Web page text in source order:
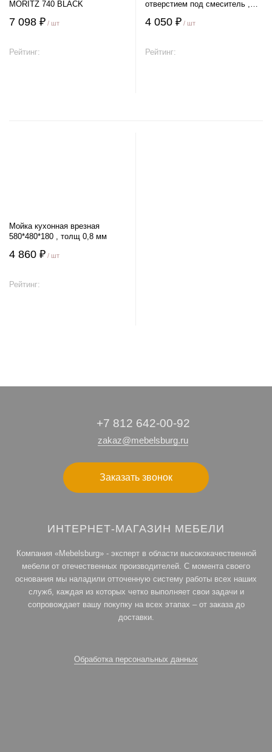
MORITZ 740 BLACK
7 098 ₽ / шт
Рейтинг:
отверстием под смеситель ,
4 050 ₽ / шт
Рейтинг:
Мойка кухонная врезная
580*480*180 , толщ 0,8 мм
4 860 ₽ / шт
Рейтинг:
+7 812 642-00-92
zakaz@mebelsburg.ru
Заказать звонок
ИНТЕРНЕТ-МАГАЗИН МЕБЕЛИ
Компания «Mebelsburg» - эксперт в области высококачественной
мебели от отечественных производителей. С момента своего
основания мы наладили отточенную систему работы всех наших
служб, каждая из которых четко выполняет свои задачи и
сопровождает вашу покупку на всех этапах – от заказа до
доставки.
Обработка персональных данных